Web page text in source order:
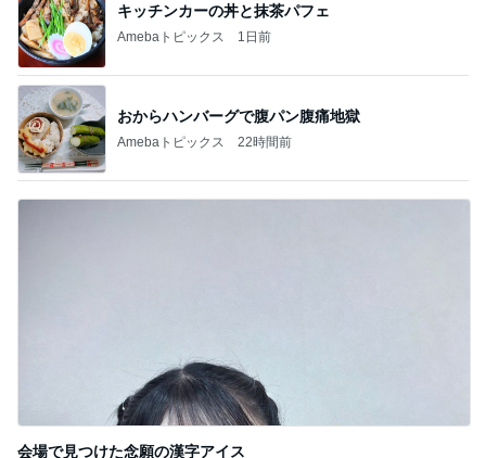
キッチンカーの丼と抹茶パフェ
Amebaトピックス 1日前
おからハンバーグで腹パン腹痛地獄
Amebaトピックス 22時間前
会場で見つけた念願の漢字アイス